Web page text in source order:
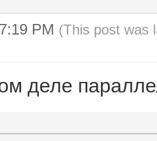
PM (This post was
деле